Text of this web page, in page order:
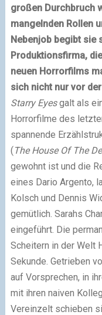
großen Durchbruch
mangelnden Rollen
Nebenjob begibt sie
Produktionsfirma,
neuen Horrorfilms
sich nicht nur vor
Starry Eyesgalt als
Horrorfilme des
spannende
(The House Of The
gewohnt ist und die
eines Dario Argento,
Kolsch und Dennis
gemütlich. Sarahs
eingeführt. Die
Scheitern in der Welt
Sekunde. Getrieben
auf Vorsprechen, in
mit ihren naiven
Vereinzelt schieben